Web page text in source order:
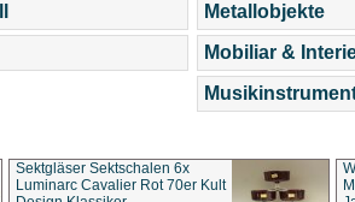
Metallobjekte
Mobiliar &
Sektgläser Sektschalen 6x
Luminarc Cavalier Rot 70er Kult